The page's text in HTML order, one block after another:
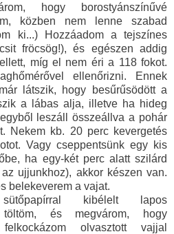
hogy borostyánszínűvé
közben nem lenne szabad
ki...) Hozzáadom a tejszínes
fröcsög!), és egészen addig
míg el nem éri a 118 fokot.
ellenőrizni. Ennek
látszik, hogy besűrűsödött a
a lábas alja, illetve ha hideg
leszáll összeállva a pohár
Nekem kb. 20 perc kevergetés
Vagy cseppentsünk egy kis
ha egy-két perc alatt szilárd
ujjunkhoz), akkor készen van.
belekeverem a vajat.
kibélelt lapos
töltöm, és megvárom, hogy
olvasztott vajjal